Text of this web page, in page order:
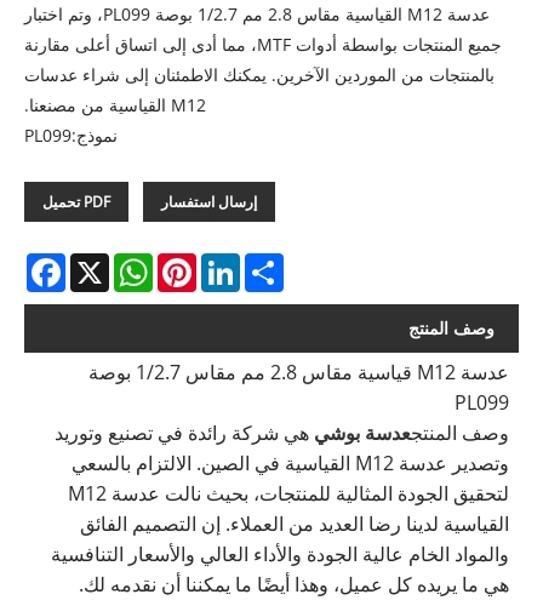
عدسة M12 القياسية مقاس 2.8 مم 1/2.7 بوصة PL099، وتم اختبار
جميع المنتجات بواسطة أدوات MTF، مما أدى إلى اتساق أعلى مقارنة
بالمنتجات من الموردين الآخرين. يمكنك الاطمئنان إلى شراء عدسات
M12 القياسية من مصنعنا.
نموذج:PL099
إرسال استفسار PDF تحميل
X
WhatsAppPinterestLinkedInShare
وصف المنتج
عدسة M12 قياسية مقاس 2.8 مم مقاس 1/2.7 بوصة
PL099
وصف المنتجعدسة بوشي هي شركة رائدة في تصنيع وتوريد
وتصدير عدسة M12 القياسية في الصين. الالتزام بالسعي
لتحقيق الجودة المثالية للمنتجات، بحيث نالت عدسة M12
القياسية لدينا رضا العديد من العملاء. إن التصميم الفائق
والمواد الخام عالية الجودة والأداء العالي والأسعار التنافسية
هي ما يريده كل عميل، وهذا أيضًا ما يمكننا أن نقدمه لك.